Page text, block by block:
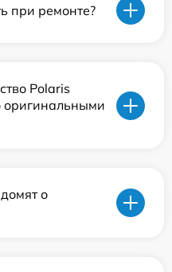
при ремонте?
Polaris
оригинальными
о